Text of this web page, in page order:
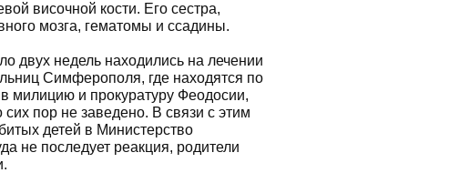
височной кости. Его сестра,
мозга, гематомы и ссадины.
двух недель находились на лечении
Симферополя, где находятся по
милицию и прокуратуру Феодосии,
пор не заведено. В связи с этим
детей в Министерство
не последует реакция, родители